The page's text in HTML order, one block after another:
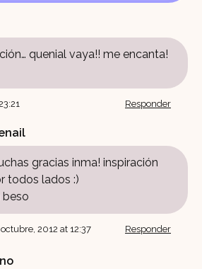
quenial vaya!! me encanta!
Responder
gracias inma! inspiración
todos lados :)
beso
2012 at 12:37 Responder